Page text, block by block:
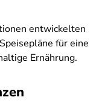
entwickelten
für eine
Ernährung.